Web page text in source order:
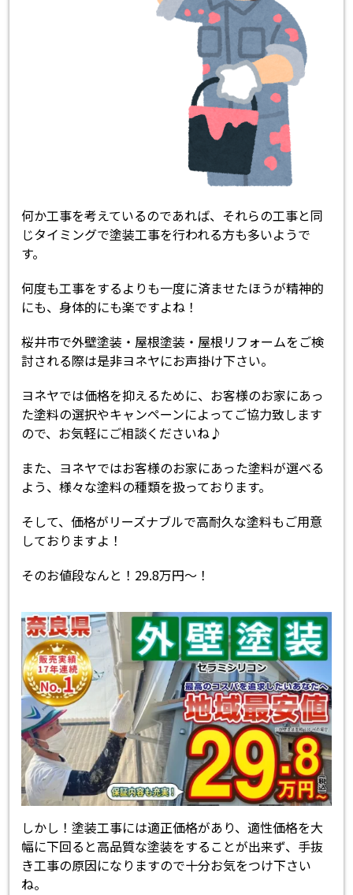
何か工事を考えているのであれば、それらの工事と同
じタイミングで塗装工事を行われる方も多いようで
す。
何度も工事をするよりも一度に済ませたほうが精神的
にも、身体的にも楽ですよね！
桜井市で外壁塗装・屋根塗装・屋根リフォームをご検
討される際は是非ヨネヤにお声掛け下さい。
ヨネヤでは価格を抑えるために、お客様のお家にあっ
た塗料の選択やキャンペーンによってご協力致します
ので、お気軽にご相談くださいね♪
また、ヨネヤではお客様のお家にあった塗料が選べる
よう、様々な塗料の種類を扱っております。
そして、価格がリーズナブルで高耐久な塗料もご用意
しておりますよ！
そのお値段なんと！29.8万円～！
しかし！塗装工事には適正価格があり、適性価格を大
幅に下回ると高品質な塗装をすることが出来ず、手抜
き工事の原因になりますので十分お気をつけ下さい
ね。